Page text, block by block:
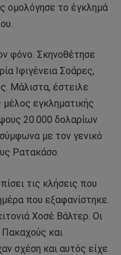
ομολόγησε το έγκλημά
φόνο. Σκηνοθέτησε
Ιφιγένεια Σοάρες,
Μάλιστα, έστειλε
μέλος εγκληματικής
20.000 δολαρίων
με τον γενικό
Ρατακάσο.
τις κλήσεις που
που εξαφανίστηκε.
Χοσέ Βάλτερ. Οι
και
σχέση και αυτός είχε